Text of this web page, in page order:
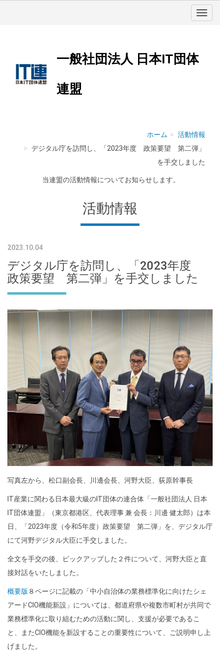
一般社団法人 日本IT団体
連盟
ホーム
活動情報
デジタル庁を訪問し、「2023年度 政策要望 第二弾」
を手交しました
当連盟の活動情報についてお知らせします。
活動情報
2023.10.04
デジタル庁を訪問し、「2023年度
政策要望 第二弾」を手交しました
写真左から、松口副会長、川邊会長、河野大臣、荻原幹事長
IT産業に関わる日本最大級のIT団体の連合体「一般社団法人 日本
IT団体連盟」（東京都港区、代表理事 兼 会長：川邊 健太郎）は本
日、「2023年度（令和5年度）政策要望 第二弾」を、デジタル庁
にて河野デジタル大臣に手交しました。
全文を手交の後、ピックアップした２件について、河野大臣と直
接対話をいたしました。
概要版 ８ページに記載の「中小自治体の業務標準化に向けたシェ
アードCIO機能新設」については、都道府県や複数市町村が共同で
業務標準化に取り組むための活動に関し、支援が必要であるこ
と、またCIO機能を新設することの重要性について、ご説明申し上
げました。